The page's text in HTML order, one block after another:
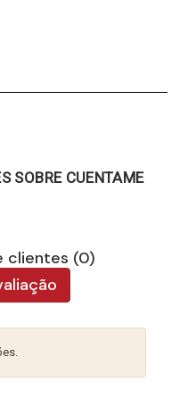
SOBRE CUENTAME
clientes (0)